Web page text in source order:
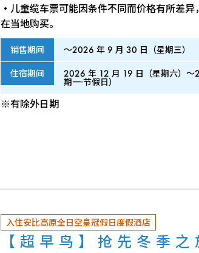
・儿童缆车票可能因条件不同而价格有所差
在当地购买。
销售期间 ～2026 年 9 月 30 日（星期三）
住宿期间 2026 年 12 月 19 日（星期六）
期一·节假日）
※有除外日期
入住安比高原全日空皇冠假日度假酒店
【超早鸟】抢先冬季